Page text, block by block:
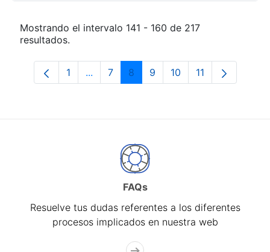
Mostrando el intervalo 141 - 160 de 217
resultados.
Página
1 ...Páginas intermedias Use TAB para
Página
7 Página
8 Página
9 Página
10 Página
11
FAQs
Resuelve tus dudas referentes a los diferentes
procesos implicados en nuestra web